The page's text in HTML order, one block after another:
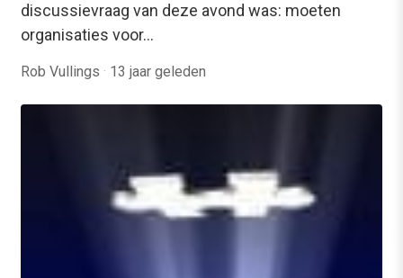
discussievraag van deze avond was: moeten
organisaties voor…
Rob Vullings · 13 jaar geleden